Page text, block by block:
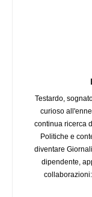
Testardo,
curioso
continua ricerca
Politiche e
diventare
dipendente,